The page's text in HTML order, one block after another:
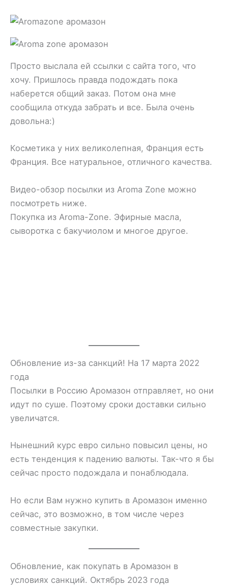
Просто выслала ей ссылки с сайта того, что
хочу. Пришлось правда подождать пока
наберется общий заказ. Потом она мне
сообщила откуда забрать и все. Была очень
довольна:)
Косметика у них великолепная, Франция есть
Франция. Все натуральное, отличного качества.
Видео-обзор посылки из Aroma Zone можно
посмотреть ниже.
Покупка из Aroma-Zone. Эфирные масла,
сыворотка с бакучиолом и многое другое.
Обновление из-за санкций! На 17 марта 2022
года
Посылки в Россию Аромазон отправляет, но они
идут по суше. Поэтому сроки доставки сильно
увеличатся.
Нынешний курс евро сильно повысил цены, но
есть тенденция к падению валюты. Так-что я бы
сейчас просто подождала и понаблюдала.
Но если Вам нужно купить в Аромазон именно
сейчас, это возможно, в том числе через
совместные закупки.
Обновление, как покупать в Аромазон в
условиях санкций. Октябрь 2023 года